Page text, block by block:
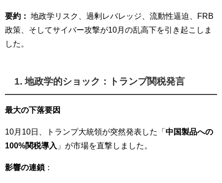
要約：
地政学リスク、過剰レバレッジ、流動性逼迫、FRB
政策、そしてサイバー攻撃が10月の乱高下を引き起こしま
した。
1. 地政学的ショック：トランプ関税発言
最大の下落要因
10月10日、トランプ大統領が突然発表した「中国製品への
100%関税導入 」が市場を直撃しました。
影響の連鎖 ：